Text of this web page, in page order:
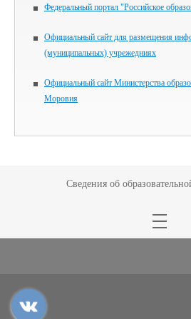
Федеральный портал "Российское
Официальный сайт для размещения
(муниципальных) учрежедниях
Официальный сайт Министерства
Моровия
Сведения об